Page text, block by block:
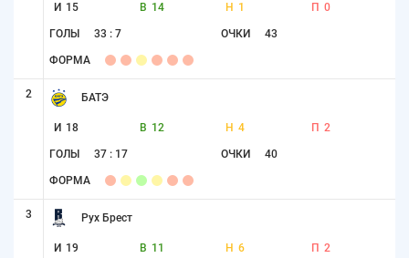
И 15 В 14 Н 1 П 0
ГОЛЫ 33 : 7 ОЧКИ 43
ФОРМА
2 БАТЭ
И 18 В 12 Н 4 П 2
ГОЛЫ 37 : 17 ОЧКИ 40
ФОРМА
3 Рух Брест
И 19 В 11 Н 6 П 2